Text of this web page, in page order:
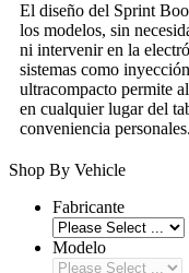
El diseño del Sprint
los modelos, sin
ni intervenir en la
sistemas como
ultracompacto permite
en cualquier lugar del
conveniencia personales.
Shop By Vehicle
Fabricante
Modelo